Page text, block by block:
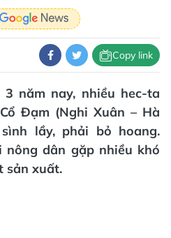
Copy link
3 năm nay, nhiều hec-ta
Đạm (Nghi Xuân – Hà
lầy, phải bỏ hoang.
dân gặp nhiều khó
sản xuất.